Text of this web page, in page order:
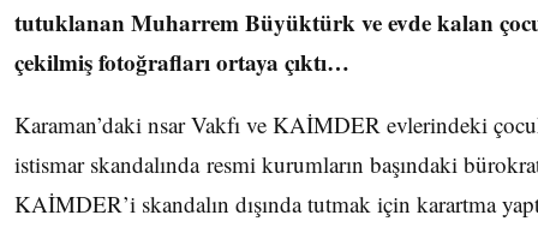
tutuklanan Muharrem Büyüktürk ve evde kalan
çekilmiş fotoğrafları ortaya çıktı…
Karaman’daki nsar Vakfı ve KAİMDER evlerindeki
istismar skandalında resmi kurumların başındaki
KAİMDER’i skandalın dışında tutmak için karartma